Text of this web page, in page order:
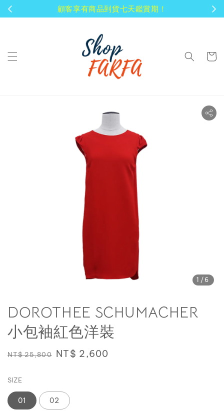
顧客享有商品到貨七天鑑賞期！
1 /6
DOROTHEE SCHUMACHER
小包袖紅色洋裝
Regular
NT$ 25,800 Sale
NT$ 2,600
SIZE
01 02